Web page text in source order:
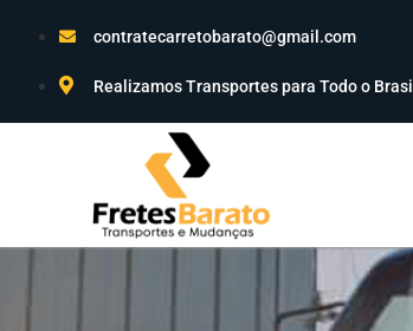
contratecarretobarato@gmail.com
Realizamos Transportes para Todo o Brasil